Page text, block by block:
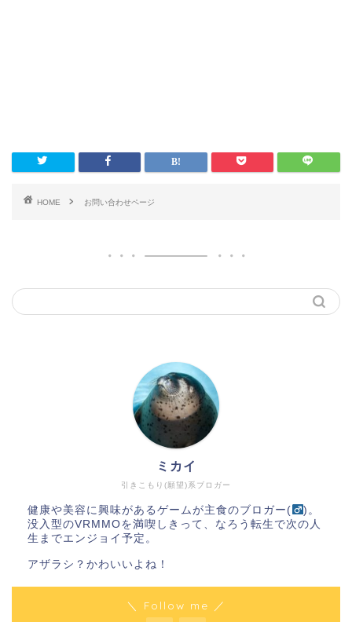
HOME お問い合わせページ
引きこもり(願望)系ブロガー
ミカイ
健康や美容に興味があるゲームが主食のブロガー(
)。
没入型のVRMMOを満喫しきって、なろう転生で次の人
生までエンジョイ予定。
アザラシ？かわいいよね！
＼ Follow me ／